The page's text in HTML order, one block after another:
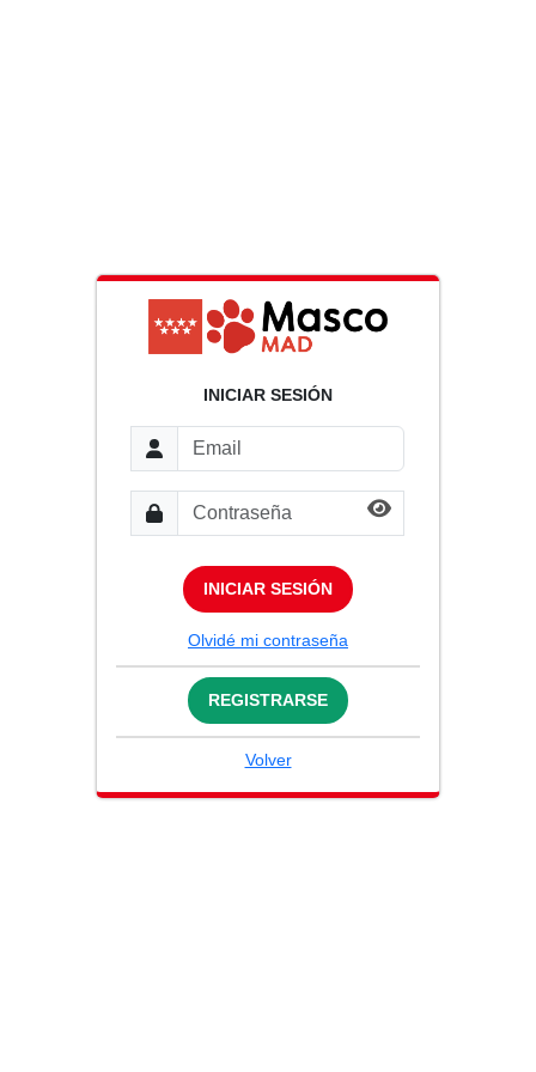
INICIAR SESIÓN
INICIAR SESIÓN
Olvidé mi contraseña
REGISTRARSE
Volver